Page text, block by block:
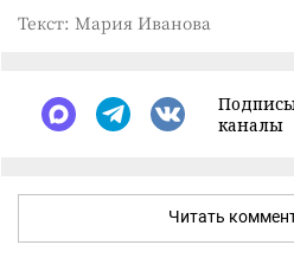
Текст: Мария Иванова
каналы
Читать